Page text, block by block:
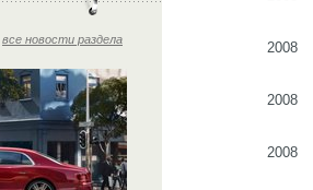
2008
2008
2008
все новости раздела